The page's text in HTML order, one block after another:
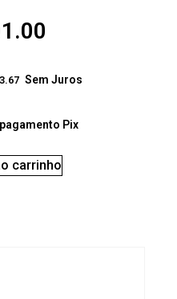
Sem Juros
Pix
carrinho